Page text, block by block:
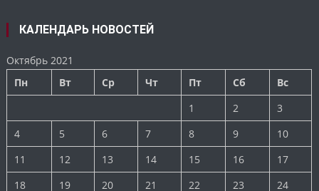
КАЛЕНДАРЬ НОВОСТЕЙ
Октябрь 2021
Пн
Вт Ср Чт Пт Сб
Вс
1
2
3
4
5 6 7 8 9
10
11
12 13 14 15 16
17
18
19 20 21 22 23 24